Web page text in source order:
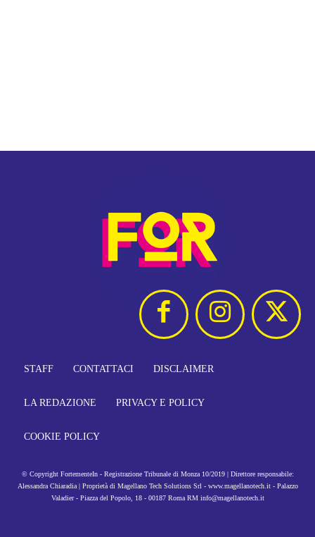
STAFF CONTATTACI DISCLAIMER
LA REDAZIONE PRIVACY E POLICY
COOKIE POLICY
© Copyright FortementeIn - Registrazione Tribunale di Monza 10/2019 | Direttore responsabile:
Alessandra Chiaradia | Proprietà di Magellano Tech Solutions Srl - www.magellanotech.it - Palazzo
Valadier - Piazza del Popolo, 18 - 00187 Roma RM info@magellanotech.it